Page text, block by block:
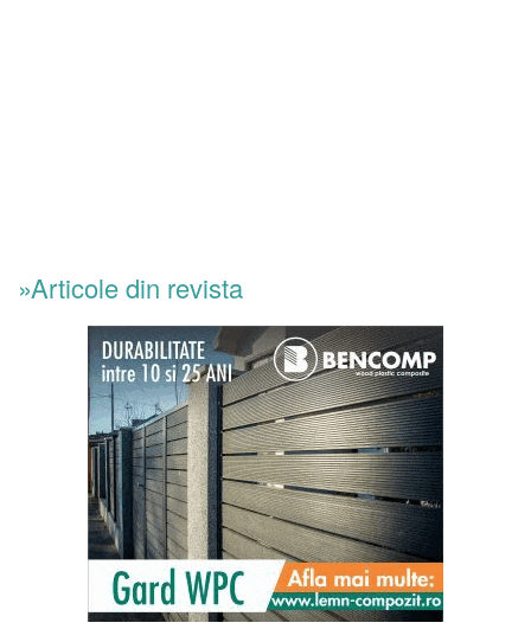
»Articole din revista